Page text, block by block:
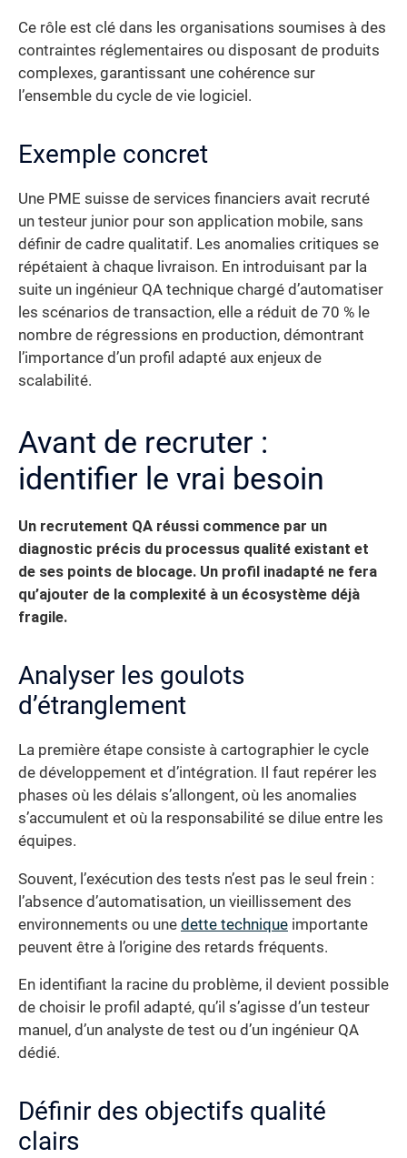
Ce rôle est clé dans les organisations soumises à des
contraintes réglementaires ou disposant de produits
complexes, garantissant une cohérence sur
l’ensemble du cycle de vie logiciel.
Exemple concret
Une PME suisse de services financiers avait recruté
un testeur junior pour son application mobile, sans
définir de cadre qualitatif. Les anomalies critiques se
répétaient à chaque livraison. En introduisant par la
suite un ingénieur QA technique chargé d’automatiser
les scénarios de transaction, elle a réduit de 70 % le
nombre de régressions en production, démontrant
l’importance d’un profil adapté aux enjeux de
scalabilité.
Avant de recruter :
identifier le vrai besoin
Un recrutement QA réussi commence par un
diagnostic précis du processus qualité existant et
de ses points de blocage. Un profil inadapté ne fera
qu’ajouter de la complexité à un écosystème déjà
fragile.
Analyser les goulots
d’étranglement
La première étape consiste à cartographier le cycle
de développement et d’intégration. Il faut repérer les
phases où les délais s’allongent, où les anomalies
s’accumulent et où la responsabilité se dilue entre les
équipes.
Souvent, l’exécution des tests n’est pas le seul frein :
l’absence d’automatisation, un vieillissement des
environnements ou une dette technique importante
peuvent être à l’origine des retards fréquents.
En identifiant la racine du problème, il devient possible
de choisir le profil adapté, qu’il s’agisse d’un testeur
manuel, d’un analyste de test ou d’un ingénieur QA
dédié.
Définir des objectifs qualité
clairs